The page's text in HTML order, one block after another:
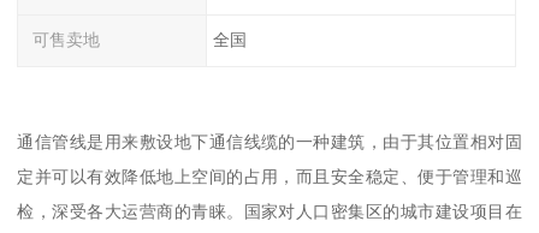
可售卖地 全国
通信管线是用来敷设地下通信线缆的一种建筑，由于其位置相对固
定并可以有效降低地上空间的占用，而且安全稳定、便于管理和巡
检，深受各大运营商的青睐。国家对人口密集区的城市建设项目在